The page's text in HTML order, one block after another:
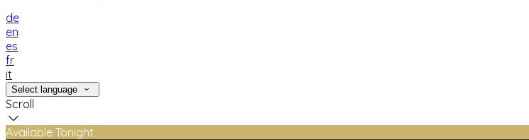
de
en
es
fr
it
Select language
Scroll
Available Tonight